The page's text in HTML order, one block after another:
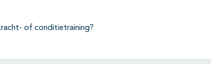
of conditietraining?